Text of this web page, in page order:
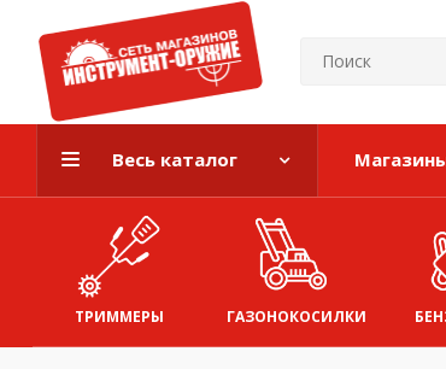
Весь каталог
ТРИММЕРЫ ГАЗОНОКОСИЛКИ